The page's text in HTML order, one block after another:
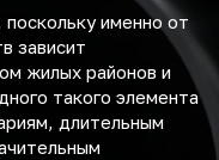
именно от
зависит
жилых районов и
такого элемента
длительным